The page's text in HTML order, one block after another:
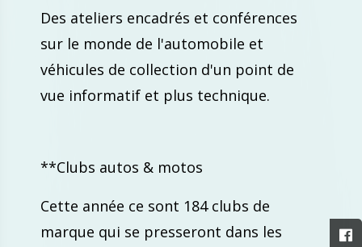
Des ateliers encadrés et conférences
sur le monde de l'automobile et
véhicules de collection d'un point de
vue informatif et plus technique.
**Clubs autos & motos
Cette année ce sont 184 clubs de
marque qui se presseront dans les